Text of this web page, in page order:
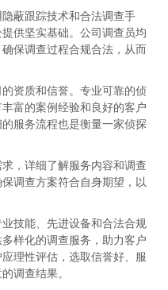
蔽跟踪技术和合法调查手
供坚实基础。公司调查员均
保调查过程合规合法，从而
资质和信誉。专业可靠的侦
富的案例经验和良好的客户
服务流程也是衡量一家侦探
，详细了解服务内容和调查
调查方案符合自身期望，以
技能、先进设备和合法合规
样化的调查服务，助力客户
理性评估，选取信誉好、服
调查结果。